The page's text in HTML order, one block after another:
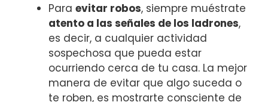
Para evitar robos, siempre muéstrate
atento a las señales de los ladrones,
es decir, a cualquier actividad
sospechosa que pueda estar
ocurriendo cerca de tu casa. La mejor
manera de evitar que algo suceda o
te roben, es mostrarte consciente de